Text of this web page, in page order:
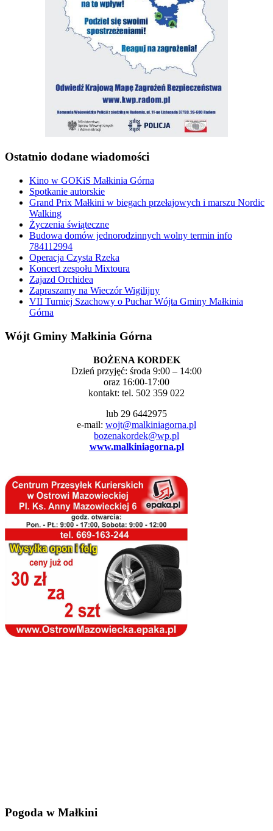
Ostatnio dodane wiadomości
Kino w GOKiS Małkinia Górna
Spotkanie autorskie
Grand Prix Małkini w biegach przełajowych i marszu Nordic
Walking
Życzenia świąteczne
Budowa domów jednorodzinnych wolny termin info
784112994
Operacja Czysta Rzeka
Koncert zespołu Mixtoura
Zajazd Orchidea
Zapraszamy na Wieczór Wigilijny
VII Turniej Szachowy o Puchar Wójta Gminy Małkinia
Górna
Wójt Gminy Małkinia Górna
BOŻENA KORDEK
Dzień przyjęć: środa 9:00 – 14:00
oraz 16:00-17:00
kontakt: tel. 502 359 022
lub 29 6442975
e-mail: wojt@malkiniagorna.pl
bozenakordek@wp.pl
www.malkiniagorna.pl
Pogoda w Małkini